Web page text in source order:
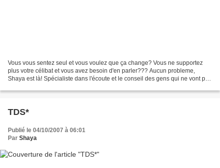
Vous vous sentez seul et vous voulez que ça change? Vous ne supportez
plus votre célibat et vous avez besoin d'en parler??? Aucun probleme,
Shaya est là! Spécialiste dans l'écoute et le conseil des gens qui ne vont pas
TDS*
Publié le 04/10/2007 à 06:01
Par Shaya